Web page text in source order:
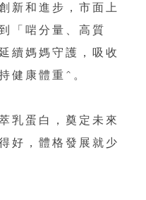
新和進步，市面上
「啱分量、高質
續媽媽守護，吸收
健康體重^。
乳蛋白，奠定未來
好，體格發展就少